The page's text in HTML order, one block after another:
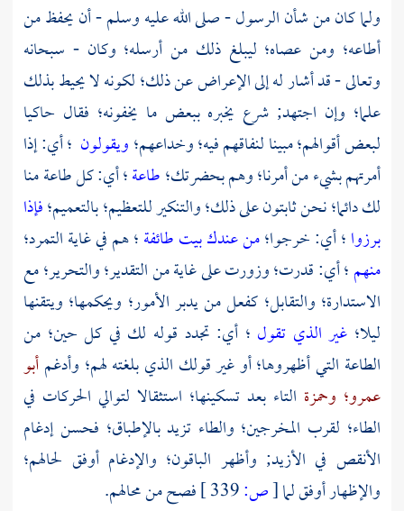
ولما كان من شأن الرسول - صلى الله عليه وسلم - أن يحفظ من
أطاعه؛ ومن عصاه؛ ليبلغ ذلك من أرسله؛ وكان - سبحانه
وتعالى - قد أشار له إلى الإعراض عن ذلك؛ لكونه لا يحيط بذلك
علما؛ وإن اجتهد; شرع يخبره ببعض ما يخفونه؛ فقال حاكيا
لبعض أقوالهم؛ مبينا لنفاقهم فيه؛ وخداعهم؛ويقولون ؛ أي: إذا
أمرتهم بشيء من أمرنا؛ وهم بحضرتك؛طاعة؛ أي: كل طاعة منا
لك دائما؛ نحن ثابتون على ذلك؛ والتنكير للتعظيم؛ بالتعميم؛فإذا
برزوا؛ أي: خرجوا؛من عندك بيت طائفة؛ هم في غاية التمرد؛
منهم؛ أي: قدرت؛ وزورت على غاية من التقدير؛ والتحرير؛ مع
الاستدارة؛ والتقابل؛ كفعل من يدبر الأمور؛ ويحكمها؛ ويتقنها
ليلا؛ غير الذي تقول ؛ أي: تجدد قوله لك في كل حين؛ من
الطاعة التي أظهروها؛ أو غير قولك الذي بلغته لهم؛ وأدغمأبو
عمرو؛ وحمزة التاء بعد تسكينها؛ استثقالا لتوالي الحركات في
الطاء؛ لقرب المخرجين؛ والطاء تزيد بالإطباق؛ فحسن إدغام
الأنقص في الأزيد; وأظهر الباقون؛ والإدغام أوفق لحالهم؛
والإظهار أوفق لما[ص:
فصح من محالهم.